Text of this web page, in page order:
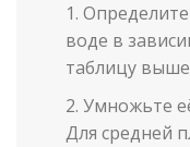
воде в
таблицу
Умножьте
Для средней